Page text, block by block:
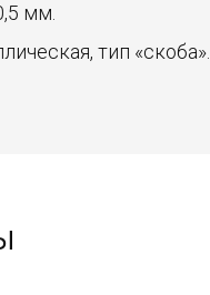
мм.
тип «скоба».